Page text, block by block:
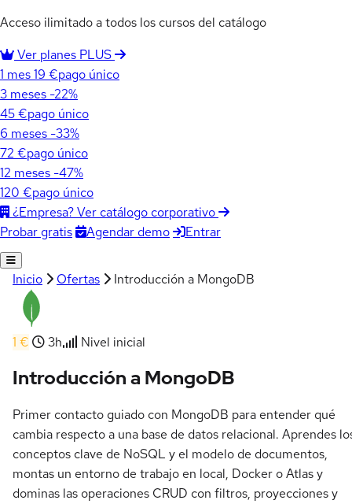
Acceso ilimitado a todos los cursos del catálogo
Ver planes PLUS
1 mes19 €pago único
3 meses -22%
45 €pago único
6 meses -33%
72 €pago único
12 meses -47%
120 €pago único
¿Empresa? Ver catálogo corporativo
Probar gratis
Agendar demo Entrar
Inicio Ofertas Introducción a MongoDB
1 € 3h Nivel inicial
Introducción a MongoDB
Primer contacto guiado con MongoDB para entender qué
cambia respecto a una base de datos relacional. Aprendes
conceptos clave de NoSQL y el modelo de documentos,
montas un entorno de trabajo en local, Docker o Atlas y
dominas las operaciones CRUD con filtros, proyecciones y